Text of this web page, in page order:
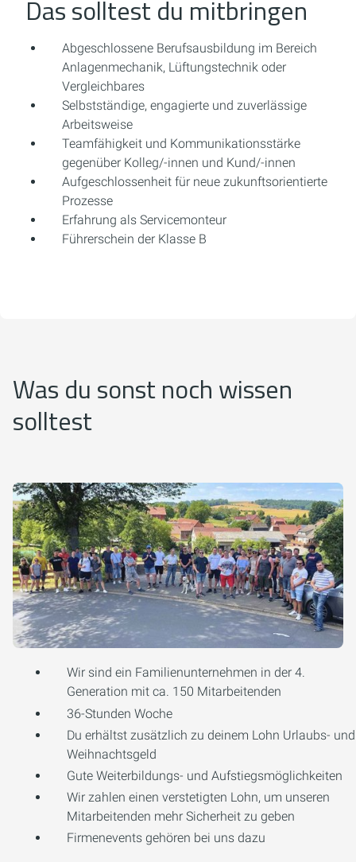
Das solltest du mitbringen
Abgeschlossene Berufsausbildung im Bereich
Anlagenmechanik, Lüftungstechnik oder
Vergleichbares
Selbstständige, engagierte und zuverlässige
Arbeitsweise
Teamfähigkeit und Kommunikationsstärke
gegenüber Kolleg/-innen und Kund/-innen
Aufgeschlossenheit für neue zukunftsorientierte
Prozesse
Erfahrung als Servicemonteur
Führerschein der Klasse B
Was du sonst noch wissen
solltest
Wir sind ein Familienunternehmen in der 4.
Generation mit ca. 150 Mitarbeitenden
36-Stunden Woche
Du erhältst zusätzlich zu deinem Lohn Urlaubs- und
Weihnachtsgeld
Gute Weiterbildungs- und Aufstiegsmöglichkeiten
Wir zahlen einen verstetigten Lohn, um unseren
Mitarbeitenden mehr Sicherheit zu geben
Firmenevents gehören bei uns dazu